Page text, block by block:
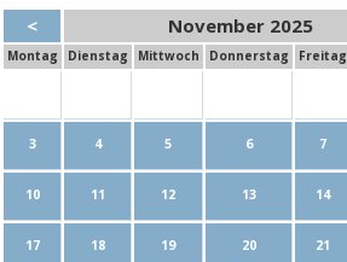
< November 2025
Montag Dienstag Mittwoch Donnerstag Freitag
3 4 5 6 7
10 11 12 13 14
17 18 19 20 21